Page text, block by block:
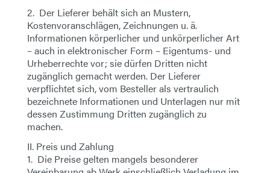
Envoyer le message
2. Der Lieferer behält sich an Mustern,
Kostenvoranschlägen, Zeichnungen u. ä.
Informationen körperlicher und unkörperlicher Art
– auch in elektronischer Form – Eigentums- und
Urheberrechte vor; sie dürfen Dritten nicht
zugänglich gemacht werden. Der Lieferer
verpflichtet sich, vom Besteller als vertraulich
bezeichnete Informationen und Unterlagen nur mit
dessen Zustimmung Dritten zugänglich zu
machen.
II. Preis und Zahlung
1. Die Preise gelten mangels besonderer